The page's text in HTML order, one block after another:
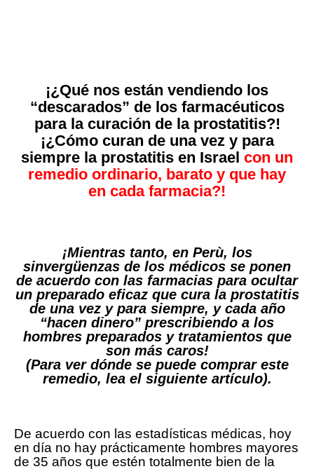
¡¿Qué nos están vendiendo los
“descarados” de los farmacéuticos
para la curación de la prostatitis?!
¡¿Cómo curan de una vez y para
siempre la prostatitis en Israel con un
remedio ordinario, barato y que hay
en cada farmacia?!
¡Mientras tanto, en Perù, los
sinvergüenzas de los médicos se ponen
de acuerdo con las farmacias para ocultar
un preparado eficaz que cura la prostatitis
de una vez y para siempre, y cada año
“hacen dinero” prescribiendo a los
hombres preparados y tratamientos que
son más caros!
(Para ver dónde se puede comprar este
remedio, lea el siguiente artículo).
De acuerdo con las estadísticas médicas, hoy
en día no hay prácticamente hombres mayores
de 35 años que estén totalmente bien de la